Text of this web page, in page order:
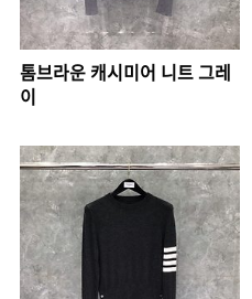
톰브라운 캐시미어 니트 그레
이